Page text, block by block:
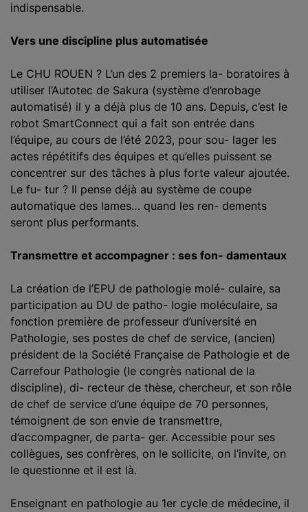
indispensable.
Vers une discipline plus automatisée
Le CHU ROUEN ? L’un des 2 premiers la- boratoires à
utiliser l’Autotec de Sakura (système d’enrobage
automatisé) il y a déjà plus de 10 ans. Depuis, c’est le
robot SmartConnect qui a fait son entrée dans
l’équipe, au cours de l’été 2023, pour sou- lager les
actes répétitifs des équipes et qu’elles puissent se
concentrer sur des tâches à plus forte valeur ajoutée.
Le fu- tur ? Il pense déjà au système de coupe
automatique des lames… quand les ren- dements
seront plus performants.
Transmettre et accompagner : ses fon- damentaux
La création de l’EPU de pathologie molé- culaire, sa
participation au DU de patho- logie moléculaire, sa
fonction première de professeur d’université en
Pathologie, ses postes de chef de service, (ancien)
président de la Société Française de Pathologie et de
Carrefour Pathologie (le congrès national de la
discipline), di- recteur de thèse, chercheur, et son rôle
de chef de service d’une équipe de 70 personnes,
témoignent de son envie de transmettre,
d’accompagner, de parta- ger. Accessible pour ses
collègues, ses confrères, on le sollicite, on l’invite, on
le questionne et il est là.
Enseignant en pathologie au 1er cycle de médecine, il